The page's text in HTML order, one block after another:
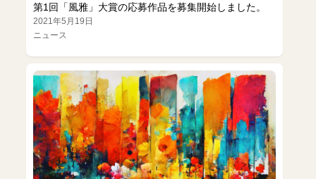
第1回「風雅」大賞の応募作品を募集開始しました。
2021年5月19日
ニュース